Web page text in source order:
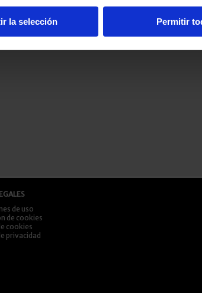
la selección Permitir
de uso
de cookies
cookies
privacidad